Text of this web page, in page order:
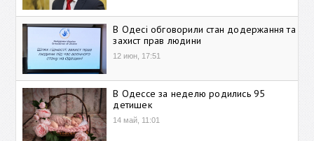
В Одесі обговорили стан додержання та
захист прав людини
12 июн, 17:51
В Одессе за неделю родились 95
детишек
14 май, 11:01